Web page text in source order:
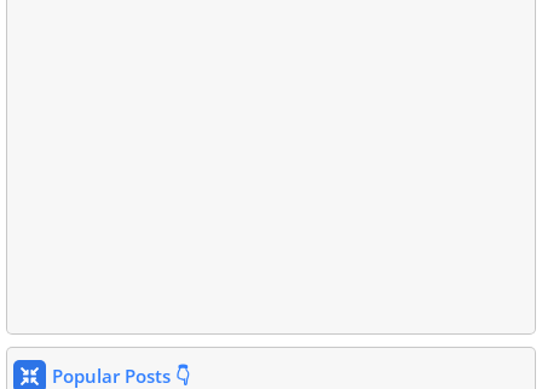
Popular Posts 👇